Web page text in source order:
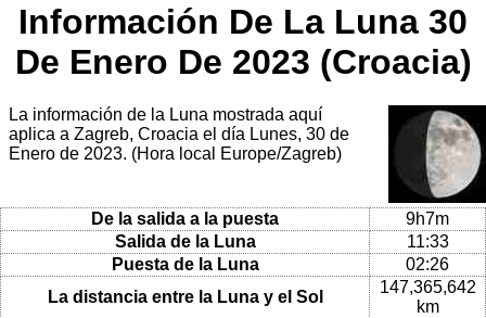
Información De La Luna 30
De Enero De 2023 (Croacia)
La información de la Luna mostrada aquí
aplica a Zagreb, Croacia el día Lunes, 30 de
Enero de 2023. (Hora local Europe/Zagreb)
De la salida a la puesta
9h7m
Salida de la Luna
11:33
Puesta de la Luna
02:26
La distancia entre la Luna y el Sol
147,365,642
km